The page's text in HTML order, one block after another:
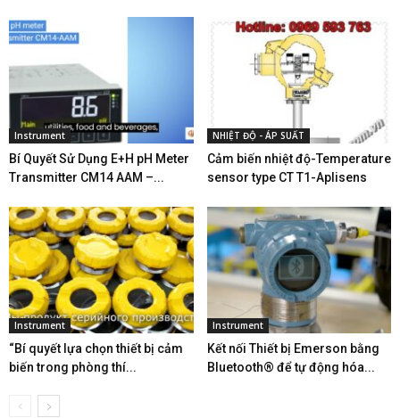
Instrument
Bí Quyết Sử Dụng E+H pH Meter
Transmitter CM14 AAM –...
NHIỆT ĐỘ - ÁP SUẤT
Cảm biến nhiệt độ-Temperature
sensor type CT T1-Aplisens
Instrument
“Bí quyết lựa chọn thiết bị cảm
biến trong phòng thí...
Instrument
Kết nối Thiết bị Emerson bằng
Bluetooth® để tự động hóa...